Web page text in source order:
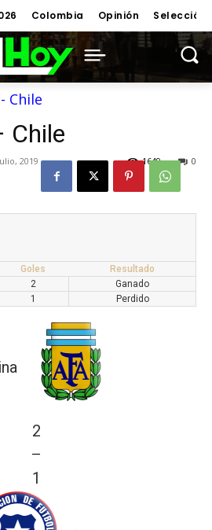
Colombia Opinión Selección
Chile
Chile
2019 0
1649
Goles
Resultado
2
Ganado
1 Perdido
2
—
1